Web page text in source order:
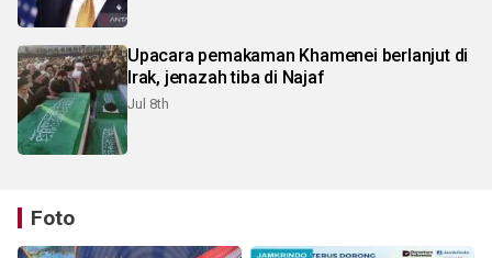
Upacara pemakaman Khamenei berlanjut di
Irak, jenazah tiba di Najaf
Jul 8th
Foto